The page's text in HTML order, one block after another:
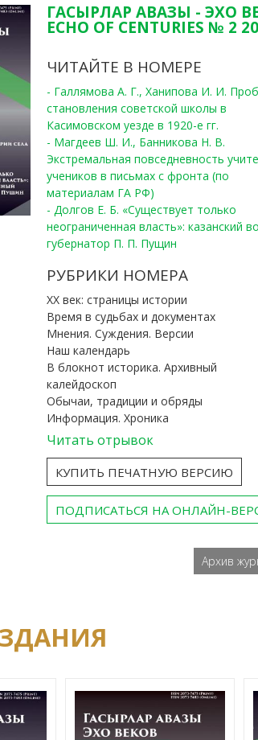
ГАСЫРЛАР АВАЗЫ - ЭХО
ECHO OF CENTURIES № 2
ЧИТАЙТЕ В НОМЕРЕ
- Галлямова А. Г., Ханипова И. И.
становления советской школы в
Касимовском уезде в 1920-е гг.
- Магдеев Ш. И., Банникова Н. В.
Экстремальная повседневность
учеников в письмах с фронта (по
материалам ГА РФ)
- Долгов Е. Б. «Существует только
неограниченная власть»: казанский
губернатор П. П. Пущин
РУБРИКИ НОМЕРА
ХХ век: страницы истории
Время в судьбах и документах
Мнения. Суждения. Версии
Наш календарь
В блокнот историка. Архивный
калейдоскоп
Обычаи, традиции и обряды
Информация. Хроника
Читать отрывок
КУПИТЬ ПЕЧАТНУЮ ВЕРСИЮ
ПОДПИСАТЬСЯ НА ОНЛАЙН-
Архив